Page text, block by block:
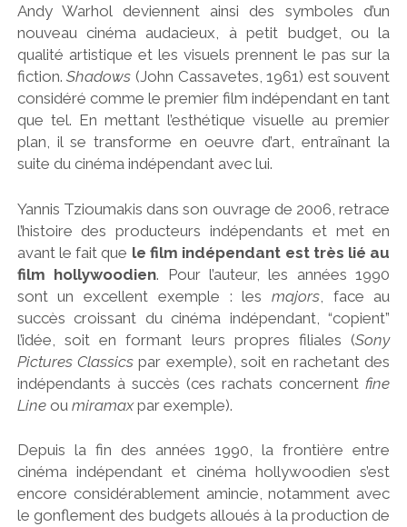
Andy Warhol deviennent ainsi des symboles d’un
nouveau cinéma audacieux, à petit budget, ou la
qualité artistique et les visuels prennent le pas sur la
fiction.Shadows (John Cassavetes, 1961) est souvent
considéré comme le premier film indépendant en tant
que tel. En mettant l’esthétique visuelle au premier
plan, il se transforme en oeuvre d’art, entraînant la
suite du cinéma indépendant avec lui.
Yannis Tzioumakis dans son ouvrage de 2006, retrace
l’histoire des producteurs indépendants et met en
avant le fait que le film indépendant est très lié au
film hollywoodien. Pour l’auteur, les années 1990
sont un excellent exemple : les majors, face au
succès croissant du cinéma indépendant, “copient”
l’idée, soit en formant leurs propres filiales (Sony
Pictures Classics par exemple), soit en rachetant des
indépendants à succès (ces rachats concernentfine
Lineou miramaxpar exemple).
Depuis la fin des années 1990, la frontière entre
cinéma indépendant et cinéma hollywoodien s’est
encore considérablement amincie, notamment avec
le gonflement des budgets alloués à la production de